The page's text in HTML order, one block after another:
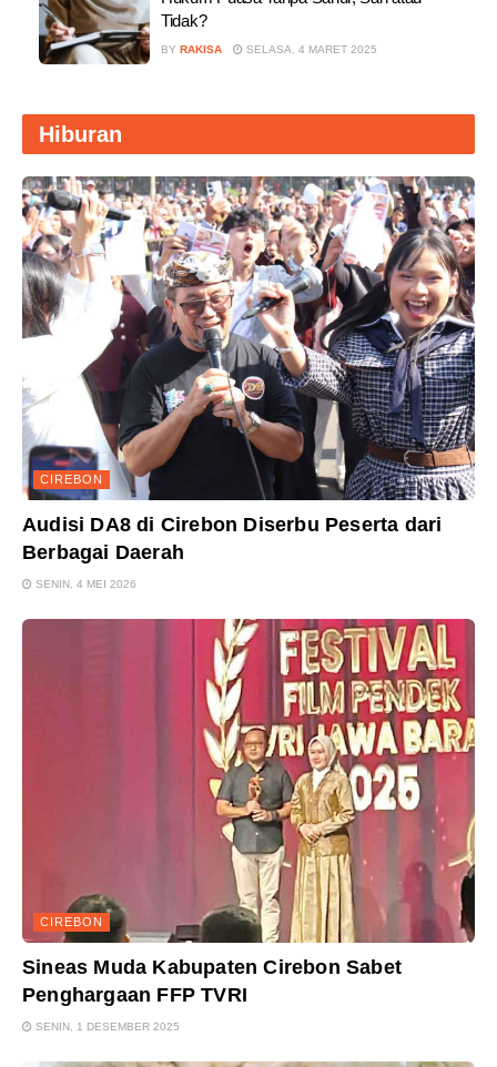
Hiburan
CIREBON
Audisi DA8 di Cirebon Diserbu Peserta dari
Berbagai Daerah
SENIN, 4 MEI 2026
CIREBON
Sineas Muda Kabupaten Cirebon Sabet
Penghargaan FFP TVRI
SENIN, 1 DESEMBER 2025
Tidak?
BY RAKISA SELASA, 4 MARET 2025